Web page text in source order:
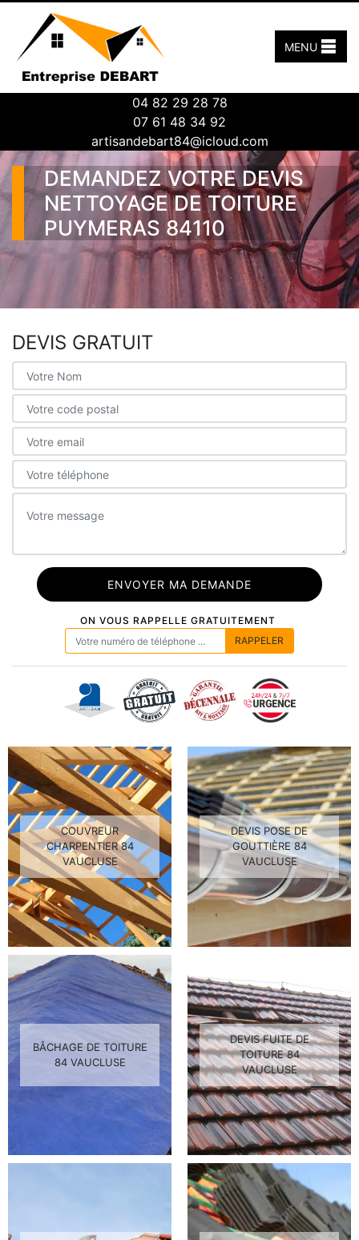
04 82 29 28 78
07 61 48 34 92
artisandebart84@icloud.com
MENU
DEMANDEZ VOTRE DEVIS
NETTOYAGE DE TOITURE
PUYMERAS 84110
DEVIS GRATUIT
ON VOUS RAPPELLE GRATUITEMENT
COUVREUR
CHARPENTIER 84
VAUCLUSE
DEVIS POSE DE
GOUTTIÈRE 84
VAUCLUSE
BÂCHAGE DE TOITURE
84 VAUCLUSE
DEVIS FUITE DE
TOITURE 84
VAUCLUSE